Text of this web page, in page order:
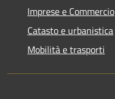
Imprese e Commercio
Catasto e urbanistica
Mobilità e trasporti